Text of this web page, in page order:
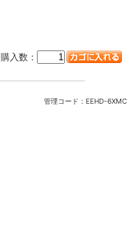
購入数：
管理コード： EEHD-6XMC